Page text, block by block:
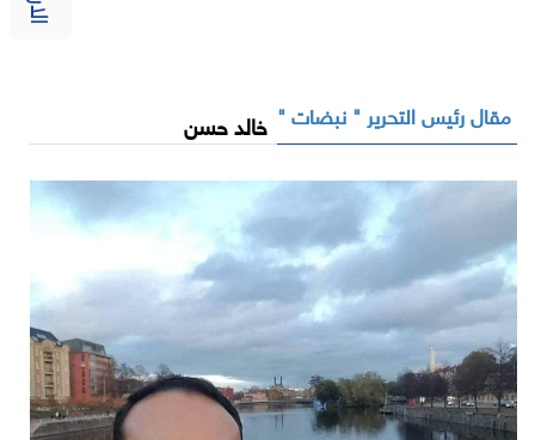
مقال رئيس التحرير " نبضات " خالد حسن